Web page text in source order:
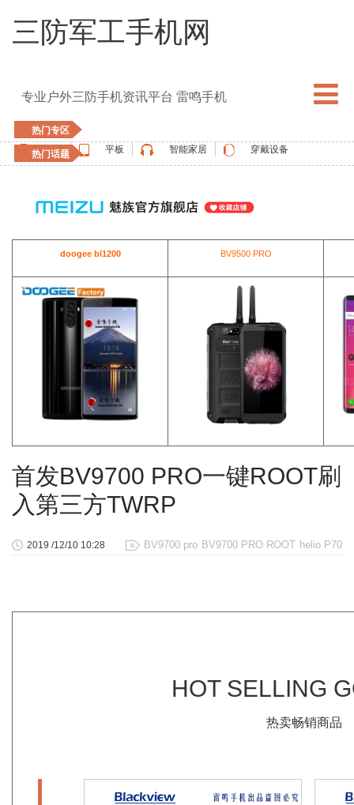
三防军工手机网
专业户外三防手机资讯平台 雷鸣手机
热门专区
手机
平板 智能家居 穿戴设备
热门话题
vernee
doogee bl1200 BV9500 PRO
首发BV9700 PRO一键ROOT刷
入第三方TWRP
BV9700 pro BV9700 PRO ROOT helio P70
2019 /12/10 10:28
HOT SELLING
热卖畅销商品